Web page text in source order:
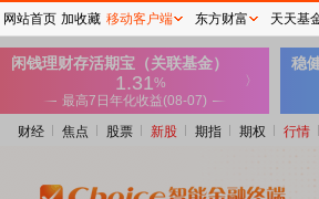
财经 焦点 股票 新股 期指 期权 行情
网站首页 加收藏 移动客户端 东方财富 天天基